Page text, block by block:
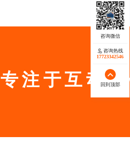
— THE
服务
专注于互动
咨询热线
17723342546
回到顶部